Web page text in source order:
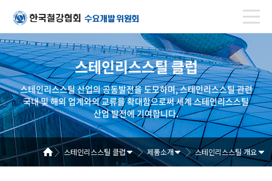
스테인리스스틸 클럽
스테인리스스틸 산업의 공동발전을 도모하며, 스테인리스스틸 관련
국내 및 해외 업계와의 교류를 확대함으로써 세계 스테인리스스틸
산업 발전에 기여합니다.
스테인리스스틸 클럽 제품소개 스테인리스스틸 개요